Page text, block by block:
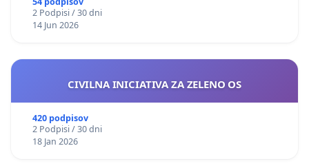
2 Podpisi / 30 dni
14 Jun 2026
CIVILNA INICIATIVA ZA ZELENO OS
420 podpisov
2 Podpisi / 30 dni
18 Jan 2026